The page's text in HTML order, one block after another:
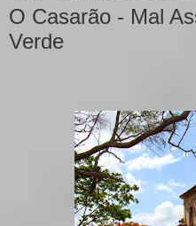
O Casarão - Mal
Verde